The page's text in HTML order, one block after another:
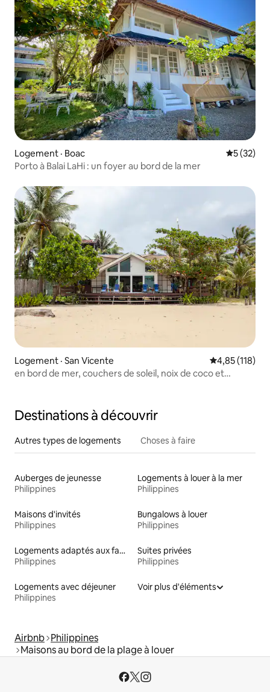
Logement · Boac Note
5 (32)
Porto à Balai LaHi : un foyer au bord de la mer
Logement · San Vicente Note
4,85 (118)
en bord de mer, couchers de soleil, noix de coco et
Destinations à découvrir
Autres types de logements Choses à faire
Auberges de jeunesse
Philippines
Logements à louer à la mer
Philippines
Maisons d'invités
Philippines
Bungalows à louer
Philippines
Logements adaptés aux familles à louer
Philippines
Suites privées
Philippines
Logements avec déjeuner
Philippines
Voir plus d'éléments
Airbnb Philippines
Maisons au bord de la plage à louer